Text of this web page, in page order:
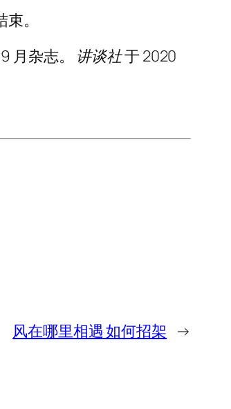
。
月杂志。 讲谈社于 2020
风在哪里相遇 如何招架 →